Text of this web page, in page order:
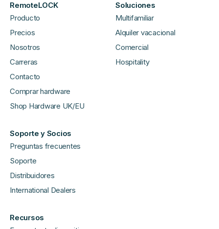
RemoteLOCK
Producto
Precios
Nosotros
Carreras
Contacto
Comprar hardware
Shop Hardware UK/EU
Soluciones
Multifamiliar
Alquiler vacacional
Comercial
Hospitality
Soporte y Socios
Preguntas frecuentes
Soporte
Distribuidores
International Dealers
Recursos